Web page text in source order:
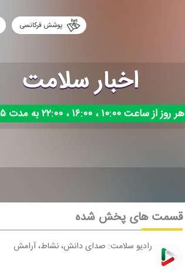
پوشش فرکانسی
اخبار سلامت
هر روز از ساعت ۱۰:۰۰ ، ۱۶:۰۰ ، ۲۲:۰۰ به مدت ۵ دقیقه
قسمت های پخش شده
رادیو سلامت: صدای دانش، نشاط، آرامش